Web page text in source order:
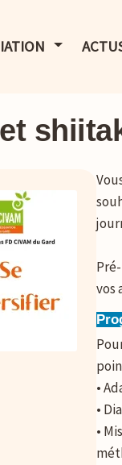
AFFICHER
vos
•
•
•